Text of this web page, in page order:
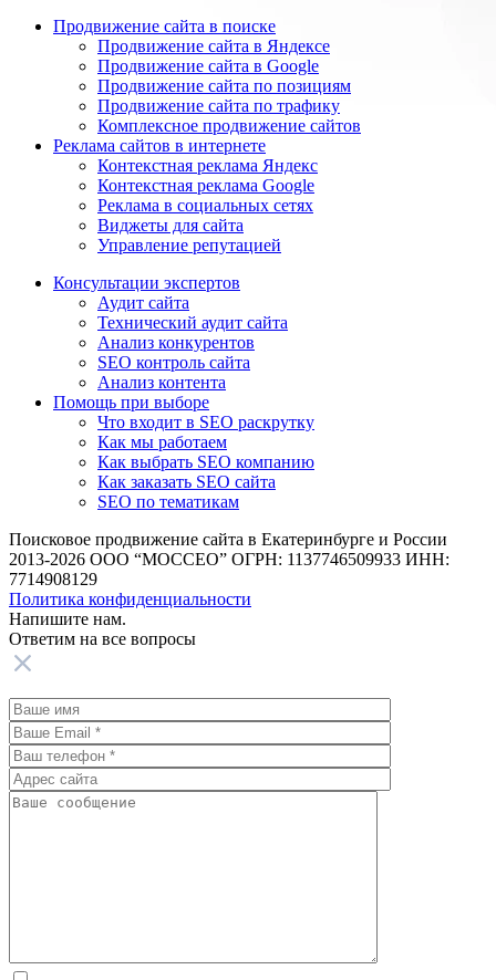
Продвижение сайта в поиске
Продвижение сайта в Яндексе
Продвижение сайта в Google
Продвижение сайта по позициям
Продвижение сайта по трафику
Комплексное продвижение сайтов
Реклама сайтов в интернете
Контекстная реклама Яндекс
Контекстная реклама Google
Реклама в социальных сетях
Виджеты для сайта
Управление репутацией
Консультации экспертов
Аудит сайта
Технический аудит сайта
Анализ конкурентов
SEO контроль сайта
Анализ контента
Помощь при выборе
Что входит в SEO раскрутку
Как мы работаем
Как выбрать SEO компанию
Как заказать SEO сайта
SEO по тематикам
Поисковое продвижение сайта в Екатеринбурге и России
2013-2026 ООО “МОССЕО” ОГРН: 1137746509933 ИНН:
7714908129
Политика конфиденциальности
Напишите нам.
Ответим на все вопросы